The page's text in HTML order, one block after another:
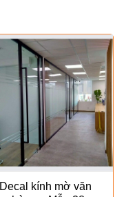
Decal kính mờ văn